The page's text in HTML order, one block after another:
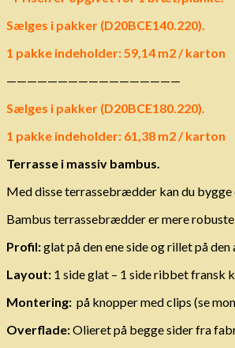
Sælges i pakker (D20BCE140.220).
1 pakke indeholder: 59,14 m2 / karton
—————————————————
Sælges i pakker (D20BCE180.220).
1 pakke indeholder: 61,38 m2 / karton
Terrasse i massiv bambus.
Med disse terrassebrædder kan du
Bambus terrassebrædder er mere
Profil:glat på den ene side og rillet på den
Layout: 1 side glat – 1 side ribbet fransk
Montering: på knopper med clips (se
Overflade:Olieret på begge sider fra